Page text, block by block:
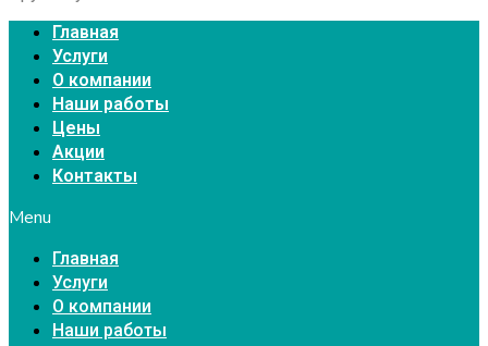
Главная
Услуги
О компании
Наши работы
Цены
Акции
Контакты
Menu
Главная
Услуги
О компании
Наши работы